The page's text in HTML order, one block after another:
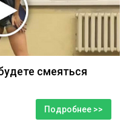
смеяться
Подробнее >>